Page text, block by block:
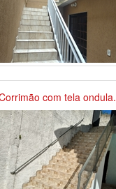
com tela ondula.